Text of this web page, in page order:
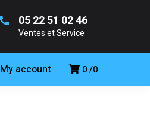
05 22 51 02 46
Ventes et Service
0 0
My account